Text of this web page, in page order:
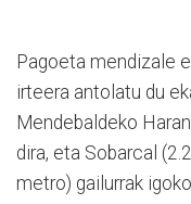
Pagoeta mendizale
irteera antolatu du
Mendebaldeko
dira, eta Sobarcal
metro) gailurrak